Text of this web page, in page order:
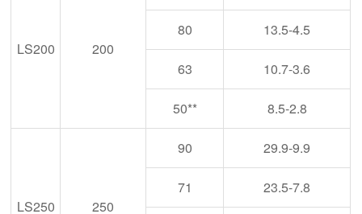
LS200 200
80 13.5-4.5
63 10.7-3.6
50** 8.5-2.8
LS250 250
90 29.9-9.9
71 23.5-7.8